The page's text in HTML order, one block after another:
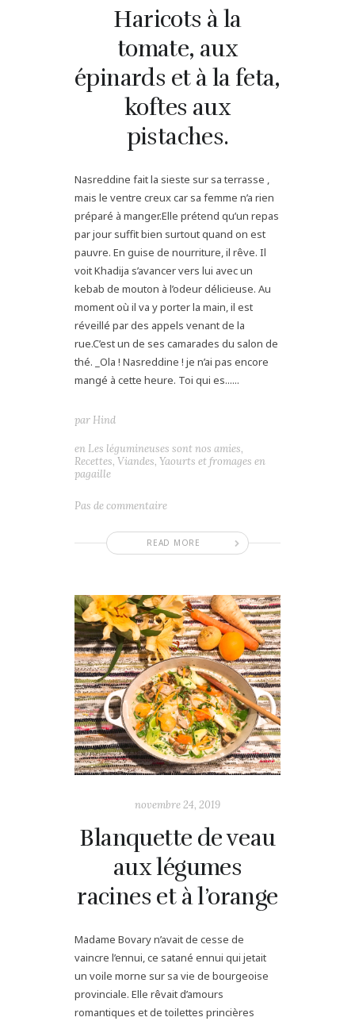
Haricots à la
tomate, aux
épinards et à la feta,
koftes aux
pistaches.
Nasreddine fait la sieste sur sa terrasse ,
mais le ventre creux car sa femme n’a rien
préparé à manger.Elle prétend qu’un repas
par jour suffit bien surtout quand on est
pauvre. En guise de nourriture, il rêve. Il
voit Khadija s’avancer vers lui avec un
kebab de mouton à l’odeur délicieuse. Au
moment où il va y porter la main, il est
réveillé par des appels venant de la
rue.C’est un de ses camarades du salon de
thé. _Ola ! Nasreddine ! je n’ai pas encore
mangé à cette heure. Toi qui es......
READ MORE
par Hind
en Les légumineuses sont nos amies,
Recettes, Viandes, Yaourts et fromages en
pagaille
Pas de commentaire
novembre 24, 2019
Blanquette de veau
aux légumes
racines et à l’orange
Madame Bovary n’avait de cesse de
vaincre l’ennui, ce satané ennui qui jetait
un voile morne sur sa vie de bourgeoise
provinciale. Elle rêvait d’amours
romantiques et de toilettes princières